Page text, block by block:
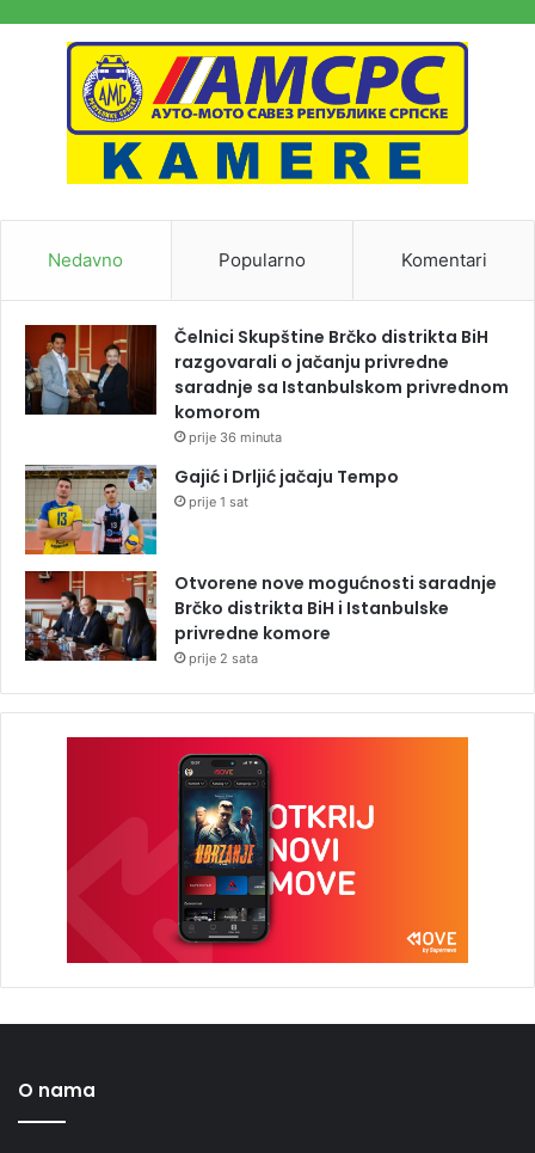
Nedavno Popularno Komentari
Čelnici Skupštine Brčko distrikta BiH
razgovarali o jačanju privredne
saradnje sa Istanbulskom privrednom
komorom
prije 36 minuta
Gajić i Drljić jačaju Tempo
prije 1 sat
Otvorene nove mogućnosti saradnje
Brčko distrikta BiH i Istanbulske
privredne komore
prije 2 sata
O nama